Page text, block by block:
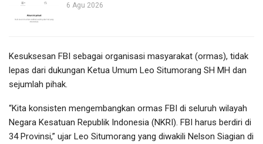
6 Agu 2026
Kesuksesan FBI sebagai organisasi masyarakat (ormas), tidak
lepas dari dukungan Ketua Umum Leo Situmorang SH MH dan
sejumlah pihak.
“Kita konsisten mengembangkan ormas FBI di seluruh wilayah
Negara Kesatuan Republik Indonesia (NKRI). FBI harus berdiri di
34 Provinsi,” ujar Leo Situmorang yang diwakili Nelson Siagian di